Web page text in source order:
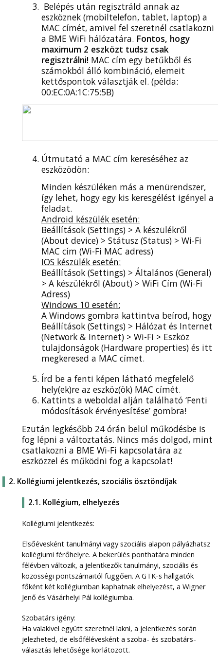
Belépés után regisztráld annak az
eszköznek (mobiltelefon, tablet, laptop) a
MAC címét, amivel fel szeretnél csatlakozni
a BME WiFi hálózatára. Fontos, hogy
maximum 2 eszközt tudsz csak
regisztrálni! MAC cím egy betűkből és
számokból álló kombináció, elemeit
kettőspontok választják el. (példa:
00:EC:0A:1C:75:5B)
Útmutató a MAC cím kereséséhez az
eszközödön:
Minden készüléken más a menürendszer,
így lehet, hogy egy kis keresgélést igényel a
feladat.
Android készülék esetén:
Beállítások (Settings) > A készülékről
(About device) > Státusz (Status) > Wi-Fi
MAC cím (Wi-Fi MAC adress)
IOS készülék esetén:
Beállítások (Settings) > Általános (General)
> A készülékről (About) > WiFi Cím (Wi-Fi
Adress)
Windows 10 esetén:
A Windows gombra kattintva beírod, hogy
Beállítások (Settings) > Hálózat és Internet
(Network & Internet) > Wi-Fi > Eszköz
tulajdonságok (Hardware properties) és itt
megkeresed a MAC címet.
Írd be a fenti képen látható megfelelő
hely(ek)re az eszköz(ök) MAC címét.
Kattints a weboldal alján található ‘Fenti
módosítások érvényesítése’ gombra!
Ezután legkésőbb 24 órán belül működésbe is
fog lépni a változtatás. Nincs más dolgod, mint
csatlakozni a BME Wi-Fi kapcsolatára az
eszközzel és működni fog a kapcsolat!
2. Kollégiumi jelentkezés, szociális ösztöndíjak
2.1. Kollégium, elhelyezés
Kollégiumi jelentkezés:
Elsőévesként tanulmányi vagy szociális alapon pályázhatsz
kollégiumi férőhelyre. A bekerülés ponthatára minden
félévben változik, a jelentkezők tanulmányi, szociális és
közösségi pontszámaitól függően. A GTK-s hallgatók
főként két kollégiumban kaphatnak elhelyezést, a Wigner
Jenő és Vásárhelyi Pál kollégiumba.
Szobatárs igény:
Ha valakivel együtt szeretnél lakni, a jelentkezés során
jelezheted, de elsőfélévesként a szoba- és szobatárs-
választás lehetősége korlátozott.